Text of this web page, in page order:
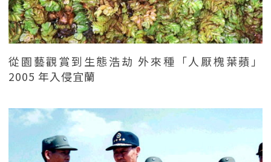
從園藝觀賞到生態浩劫 外來種「人厭槐葉蘋」
2005 年入侵宜蘭